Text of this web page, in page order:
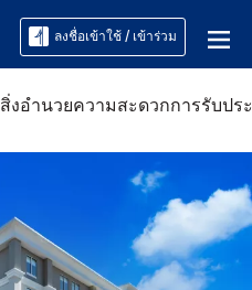
ลงชื่อเข้าใช้ / เข้าร่วม
สิ่งอำนวยความสะดวกการรับปร